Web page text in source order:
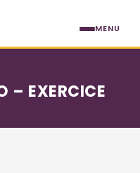
– EXERCICE
MENU